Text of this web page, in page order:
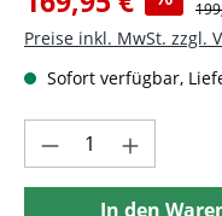
Preise inkl. MwSt. zzgl.
Sofort verfügbar,
Produkt
In den